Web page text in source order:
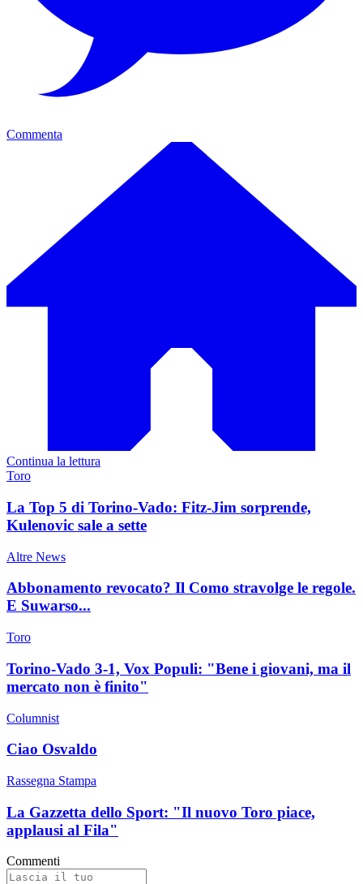
Commenta
Continua la lettura
Toro
La Top 5 di Torino-Vado: Fitz-Jim sorprende,
Kulenovic sale a sette
Altre News
Abbonamento revocato? Il Como stravolge le regole.
E Suwarso...
Toro
Torino-Vado 3-1, Vox Populi: "Bene i giovani, ma il
mercato non è finito"
Columnist
Ciao Osvaldo
Rassegna Stampa
La Gazzetta dello Sport: "Il nuovo Toro piace,
applausi al Fila"
Commenti